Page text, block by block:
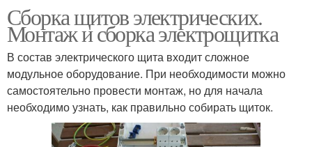
Сборка щитов электрических.
Монтаж и сборка электрощитка
В состав электрического щита входит сложное
модульное оборудование. При необходимости можно
самостоятельно провести монтаж, но для начала
необходимо узнать, как правильно собирать щиток.